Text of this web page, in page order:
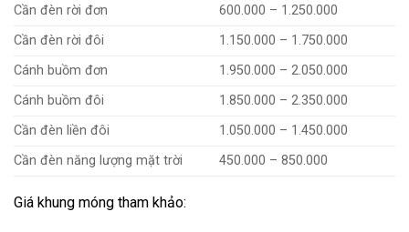
Cần đèn rời đơn
600.000 – 1.250.000
Cần đèn rời đôi
1.150.000 – 1.750.000
Cánh buồm đơn
1.950.000 – 2.050.000
Cánh buồm đôi
1.850.000 – 2.350.000
Cần đèn liền đôi
1.050.000 – 1.450.000
Cần đèn năng lượng mặt trời
450.000 – 850.000
Giá khung móng tham khảo: